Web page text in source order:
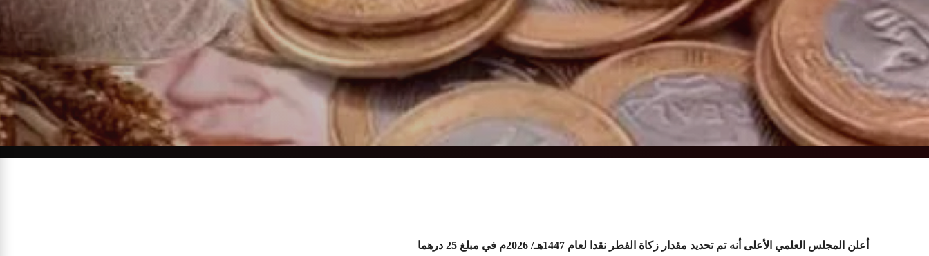
أعلن المجلس العلمي الأعلى أنه تم تحديد مقدار زكاة الفطر نقدا لعام 1447هـ/ 2026م في مبلغ 25 درهما